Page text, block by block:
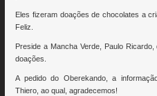
Eles fizeram doações de chocolates a
Feliz.
Preside a Mancha Verde, Paulo
doações.
A pedido do Oberekando, a
Thiero, ao qual, agradecemos!